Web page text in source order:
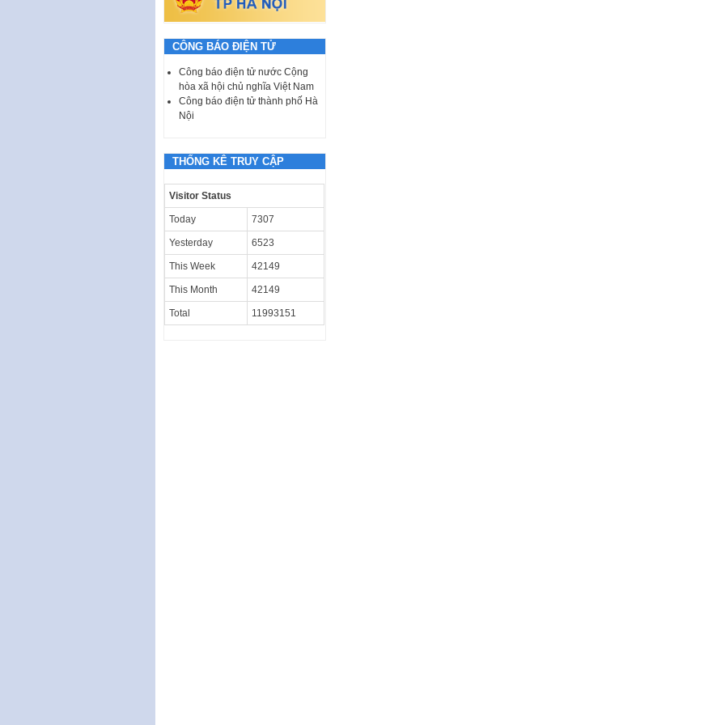
CÔNG BÁO ĐIỆN TỬ
Công báo điện tử nước Cộng
hòa xã hội chủ nghĩa Việt Nam
Công báo điện tử thành phố Hà
Nội
THỐNG KÊ TRUY CẬP
Visitor Status
Today 7307
Yesterday 6523
This Week 42149
This Month 42149
Total 11993151